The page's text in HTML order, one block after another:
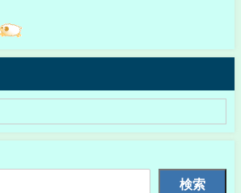
検索